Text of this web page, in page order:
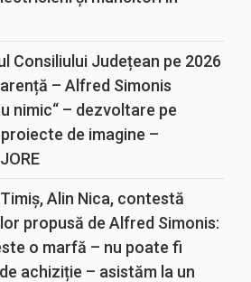
Consiliului Județean pe 2026
– Alfred Simonis
nimic“ – dezvoltare pe
de imagine –
Alin Nica, contestă
propusă de Alfred Simonis:
o marfă – nu poate fi
achiziție – asistăm la un